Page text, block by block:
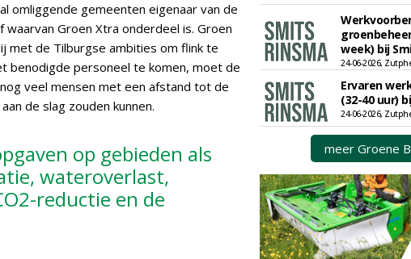
omliggende gemeenten eigenaar van de
Groen Xtra onderdeel is. Groen
met de Tilburgse ambities om flink te
benodigde personeel te komen, moet de
veel mensen met een afstand tot de
de slag zouden kunnen.
op gebieden als
wateroverlast,
reductie en de
week) bij
24-06-2026,
Ervaren
(32-40 uur)
24-06-2026,
meer Groene